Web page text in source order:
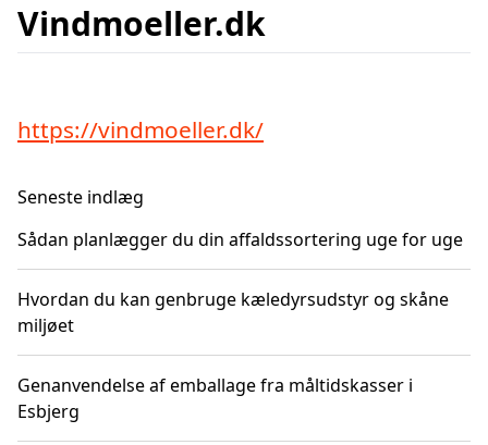
Vindmoeller.dk
https://vindmoeller.dk/
Seneste indlæg
Sådan planlægger du din affaldssortering uge for uge
Hvordan du kan genbruge kæledyrsudstyr og skåne
miljøet
Genanvendelse af emballage fra måltidskasser i
Esbjerg